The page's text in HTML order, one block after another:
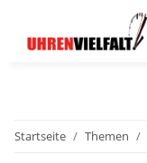
Startseite Themen